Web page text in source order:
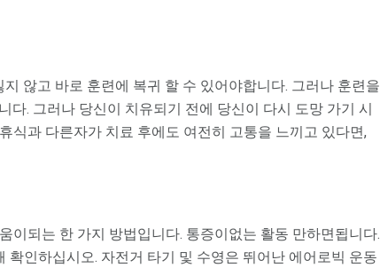
않고 바로 훈련에 복귀 할 수 있어야합니다. 그러나 훈련을
. 그러나 당신이 치유되기 전에 당신이 다시 도망 가기 시
식과 다른자가 치료 후에도 여전히 고통을 느끼고 있다면,
이되는 한 가지 방법입니다. 통증이없는 활동 만하면됩니다.
인하십시오. 자전거 타기 및 수영은 뛰어난 에어로빅 운동